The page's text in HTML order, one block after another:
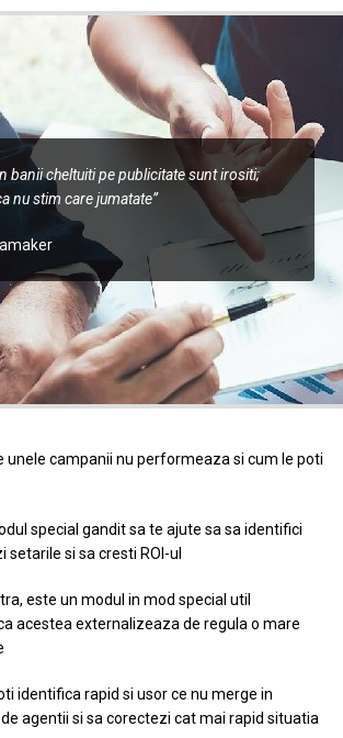
banii cheltuiti pe publicitate sunt irositi;
nu stim care jumatate”
unele campanii nu performeaza si cum le poti
special gandit sa te ajute sa sa identifici
si sa cresti ROI-ul
este un modul in mod special util
acestea externalizeaza de regula o mare
identifica rapid si usor ce nu merge in
agentii si sa corectezi cat mai rapid situatia